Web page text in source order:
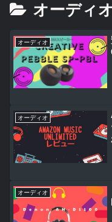
オーディオ
オーディオ
オーディオ
オーディオ